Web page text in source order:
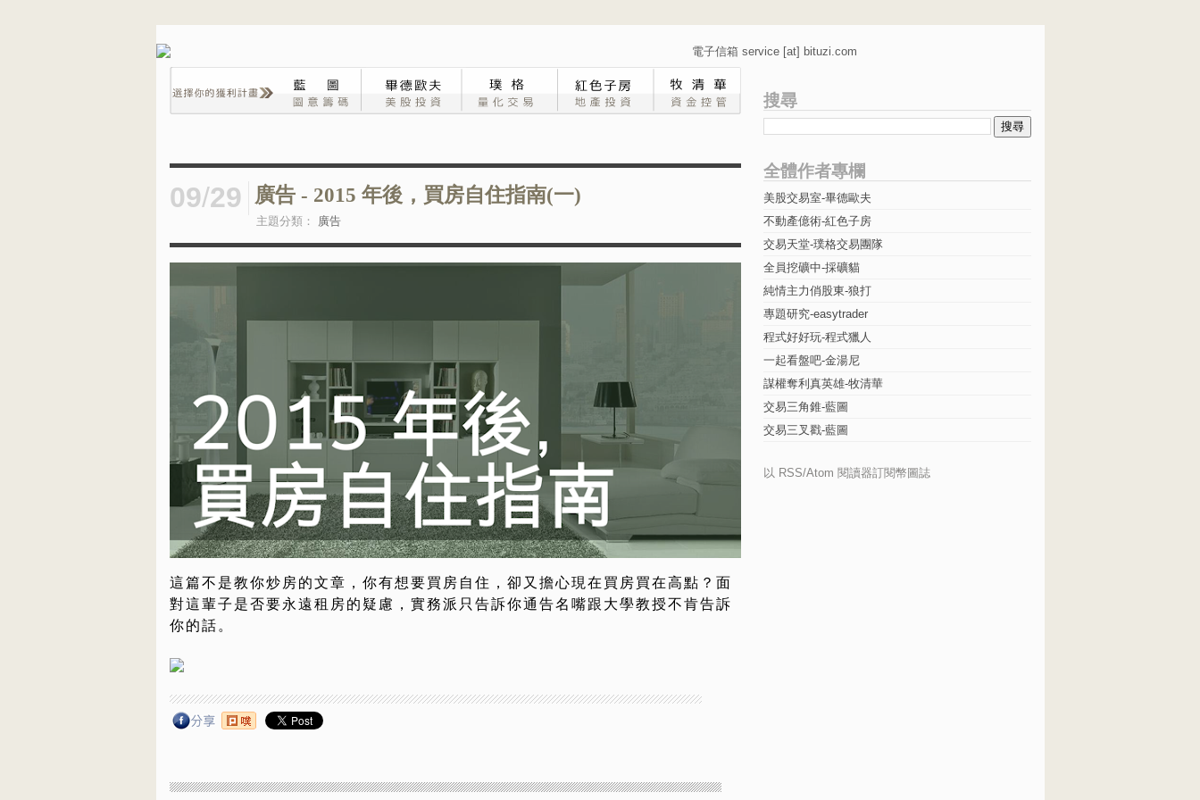
電子信箱 service [at] bituzi.com
09/29 廣告 - 2015 年後，買房自住指南(一)
主題分類： 廣告
這篇不是教你炒房的文章，你有想要買房自住，卻又擔心現在買房買在高點？面
對這輩子是否要永遠租房的疑慮，實務派只告訴你通告名嘴跟大學教授不肯告訴
你的話。
搜尋
全體作者專欄
美股交易室-畢德歐夫
不動產億術-紅色子房
交易天堂-璞格交易團隊
全員挖礦中-採礦貓
純情主力俏股東-狼打
專題研究-easytrader
程式好好玩-程式獵人
一起看盤吧-金湯尼
謀權奪利真英雄-牧清華
交易三角錐-藍圖
交易三叉戳-藍圖
以 RSS/Atom 閱讀器訂閱幣圖誌